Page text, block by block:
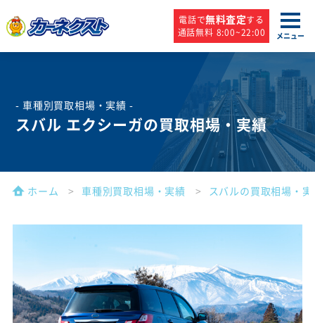
電話で無料査定する
通話無料 8:00~22:00
メニュー
- 車種別買取相場・実績 -
スバル エクシーガの買取相場・実績
ホーム 車種別買取相場・実績 スバルの買取相場・